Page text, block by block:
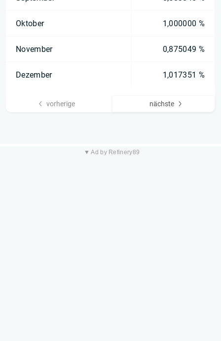
Oktober 1,000000 %
November 0,875049 %
Dezember 1,017351 %
vorherige nächste
▼ Ad by Refinery89